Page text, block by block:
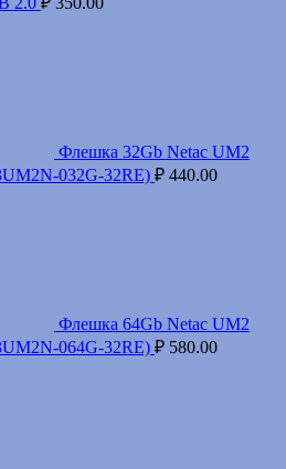
Флешка 32Gb Netac UM2
032G-32RE) ₽ 440.00
Флешка 64Gb Netac UM2
064G-32RE) ₽ 580.00